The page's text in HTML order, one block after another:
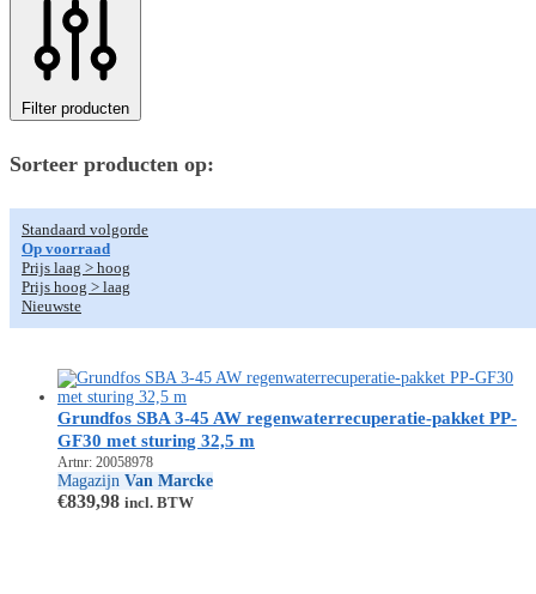
Filter producten
Sorteer producten op:
Standaard volgorde
Op voorraad
Prijs laag > hoog
Prijs hoog > laag
Nieuwste
Grundfos SBA 3-45 AW regenwaterrecuperatie-pakket PP-
GF30 met sturing 32,5 m
Artnr: 20058978
Magazijn Van Marcke
€839,98 incl. BTW